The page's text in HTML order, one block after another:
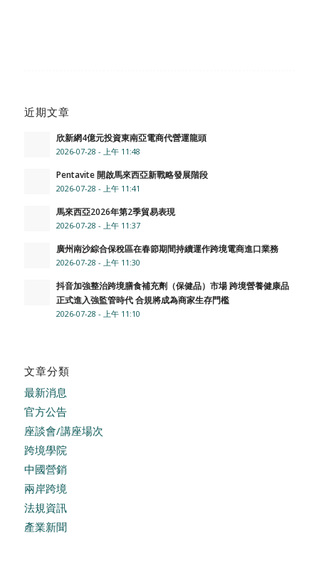
近期文章
欣新網4億元投資東南亞電商代營運龍頭
2026-07-28 - 上午 11:48
Pentavite 開啟馬來西亞新戰略發展階段
2026-07-28 - 上午 11:41
馬來西亞2026年第2季貿易表現
2026-07-28 - 上午 11:37
廣州南沙綜合保稅區在春節期間持續運作跨境電商進口業務
2026-07-28 - 上午 11:30
抖音加強整治跨境膳食補充劑（保健品）市場 跨境營養健康品
正式進入強監管時代 合規將成為商家生存門檻
2026-07-28 - 上午 11:10
文章分類
最新消息
官方公告
座談會/講座場次
跨境學院
中國營銷
兩岸跨境
法規資訊
產業新聞